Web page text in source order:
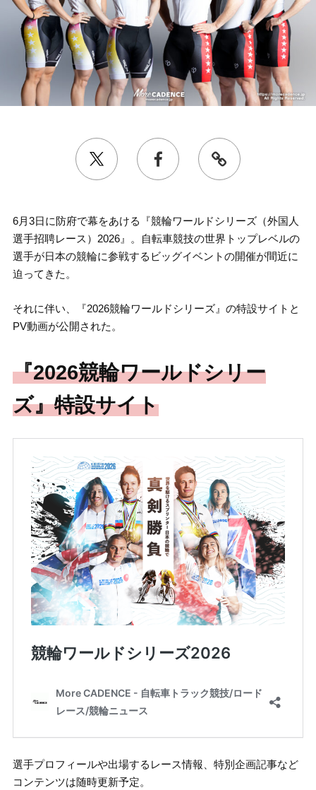
6月3日に防府で幕をあける『競輪ワールドシリーズ（外国人
選手招聘レース）2026』。自転車競技の世界トップレベルの
選手が日本の競輪に参戦するビッグイベントの開催が間近に
迫ってきた。
それに伴い、『2026競輪ワールドシリーズ』の特設サイトと
PV動画が公開された。
『2026競輪ワールドシリー
ズ』特設サイト
選手プロフィールや出場するレース情報、特別企画記事など
コンテンツは随時更新予定。